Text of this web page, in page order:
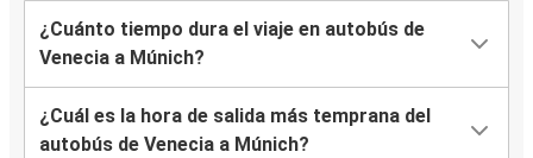
¿Cuánto tiempo dura el viaje en autobús de
Venecia a Múnich?
¿Cuál es la hora de salida más temprana del
autobús de Venecia a Múnich?